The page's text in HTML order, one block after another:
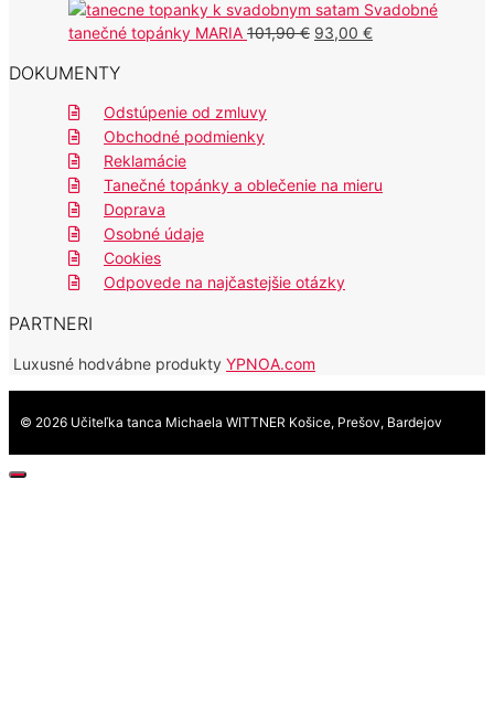
109,50 €.99,50 €.
cena
bola:
cena
je:
Svadobné
tanečné topánky MARIA 101,90€ Pôvodná
93,00 €Aktuálna
DOKUMENTY
Odstúpenie od zmluvy
Obchodné podmienky
Reklamácie
Tanečné topánky a oblečenie na mieru
Doprava
Osobné údaje
Cookies
Odpovede na najčastejšie otázky
PARTNERI
Luxusné hodvábne produkty YPNOA.com
© 2026 Učiteľka tanca Michaela WITTNER Košice, Prešov, Bardejov
Close